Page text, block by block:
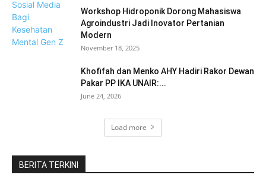
Workshop Hidroponik Dorong Mahasiswa
Agroindustri Jadi Inovator Pertanian
Modern
November 18, 2025
Khofifah dan Menko AHY Hadiri Rakor Dewan
Pakar PP IKA UNAIR:...
June 24, 2026
Load more
BERITA TERKINI